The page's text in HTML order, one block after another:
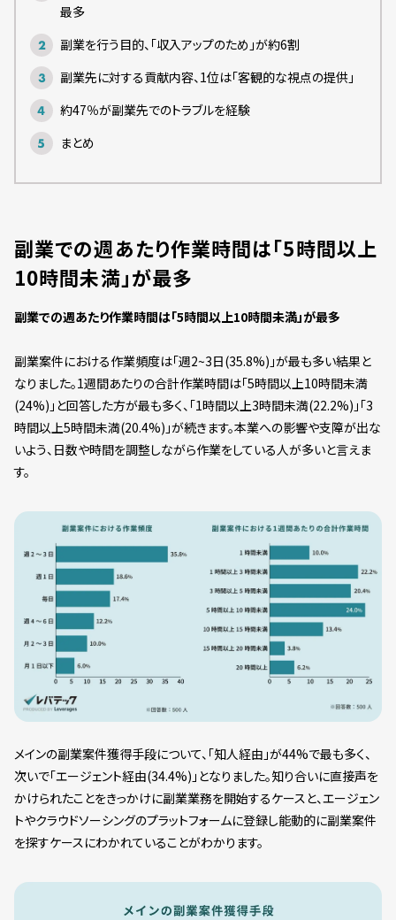
最多
副業を行う目的、「収入アップのため」が約6割
副業先に対する貢献内容、1位は「客観的な視点の提供」
約47％が副業先でのトラブルを経験
まとめ
副業での週あたり作業時間は「5時間以上
10時間未満」が最多
副業での週あたり作業時間は「5時間以上10時間未満」が最多
副業案件における作業頻度は「週2~3日(35.8%)」が最も多い結果と
なりました。1週間あたりの合計作業時間は「5時間以上10時間未満
(24%)」と回答した方が最も多く、「1時間以上3時間未満(22.2%)」「3
時間以上5時間未満(20.4%)」が続きます。本業への影響や支障が出な
いよう、日数や時間を調整しながら作業をしている人が多いと言えま
す。
メインの副業案件獲得手段について、「知人経由」が44%で最も多く、
次いで「エージェント経由(34.4%)」となりました。知り合いに直接声を
かけられたことをきっかけに副業業務を開始するケースと、エージェン
トやクラウドソーシングのプラットフォームに登録し能動的に副業案件
を探すケースにわかれていることがわかります。